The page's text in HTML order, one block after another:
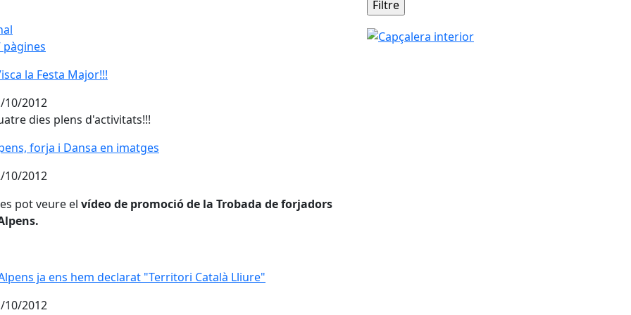
pàgines
la Festa Major!!!
la Festa Major!!!
10/2012
dies plens d'activitats!!!
forja i Dansa en imatges
forja i Dansa en imatges
10/2012
es pot veure el vídeo de promoció de la Trobada de forjadors
ja ens hem declarat "Territori Català Lliure"
ja ens hem declarat "Territori Català Lliure"
10/2012
Capçalera interior